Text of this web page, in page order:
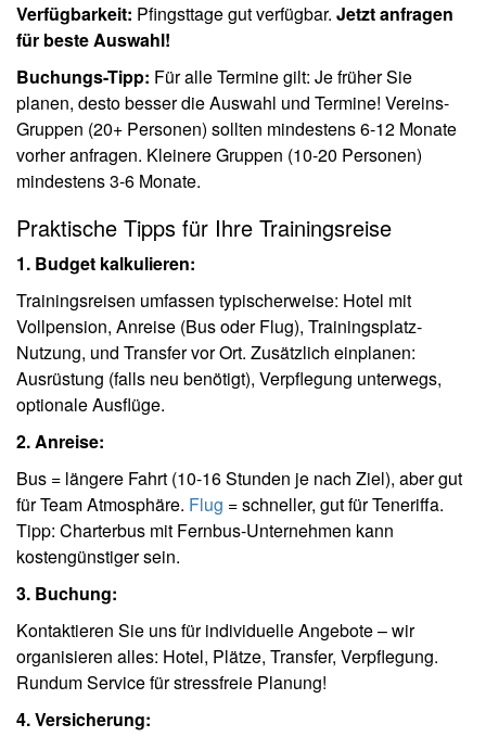
Verfügbarkeit: Pfingsttage gut verfügbar. Jetzt anfragen
für beste Auswahl!
Buchungs-Tipp: Für alle Termine gilt: Je früher Sie
planen, desto besser die Auswahl und Termine! Vereins-
Gruppen (20+ Personen) sollten mindestens 6-12 Monate
vorher anfragen. Kleinere Gruppen (10-20 Personen)
mindestens 3-6 Monate.
Praktische Tipps für Ihre Trainingsreise
1. Budget kalkulieren:
Trainingsreisen umfassen typischerweise: Hotel mit
Vollpension, Anreise (Bus oder Flug), Trainingsplatz-
Nutzung, und Transfer vor Ort. Zusätzlich einplanen:
Ausrüstung (falls neu benötigt), Verpflegung unterwegs,
optionale Ausflüge.
2. Anreise:
Bus = längere Fahrt (10-16 Stunden je nach Ziel), aber gut
für Team Atmosphäre. Flug = schneller, gut für Teneriffa.
Tipp: Charterbus mit Fernbus-Unternehmen kann
kostengünstiger sein.
3. Buchung:
Kontaktieren Sie uns für individuelle Angebote – wir
organisieren alles: Hotel, Plätze, Transfer, Verpflegung.
Rundum Service für stressfreie Planung!
4. Versicherung: